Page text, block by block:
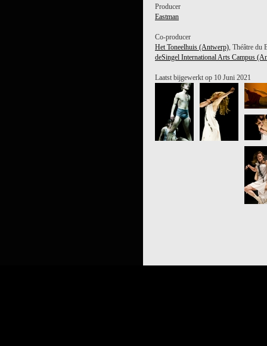
Producer
Eastman
Co-producer
Het Toneelhuis (Antwerp), Théâtre du
deSingel International Arts Campus
Laatst bijgewerkt op 10 Juni 2021